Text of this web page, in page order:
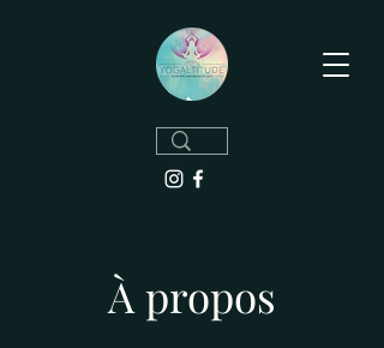
À propos